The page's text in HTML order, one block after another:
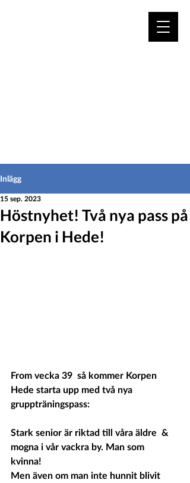
Inlägg
Höstnyhet! Två nya pass på
Korpen i Hede!
15 sep. 2023
From vecka 39 så kommer Korpen
Hede starta upp med två nya
gruppträningspass:
Stark senior är riktad till våra äldre  &
mogna i vår vackra by. Man som
kvinna!
Men även om man inte hunnit blivit